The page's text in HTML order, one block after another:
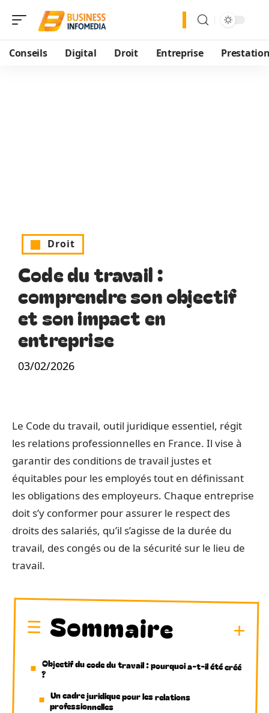
Conseils Digital Droit Entreprise
Droit
Code du travail :
comprendre son objectif
et son impact en
entreprise
03/02/2026
Le Code du travail, outil juridique essentiel, régit
les relations professionnelles en France. Il vise à
garantir des conditions de travail justes et
équitables pour les employés tout en définissant
les obligations des employeurs. Chaque entreprise
doit s’y conformer pour assurer le respect des
droits des salariés, qu’il s’agisse de la durée du
travail, des congés ou de la sécurité sur le lieu de
travail.
Sommaire
Objectif du code du travail : pourquoi a-t-il été créé
?
Un cadre juridique pour les relations
professionnelles